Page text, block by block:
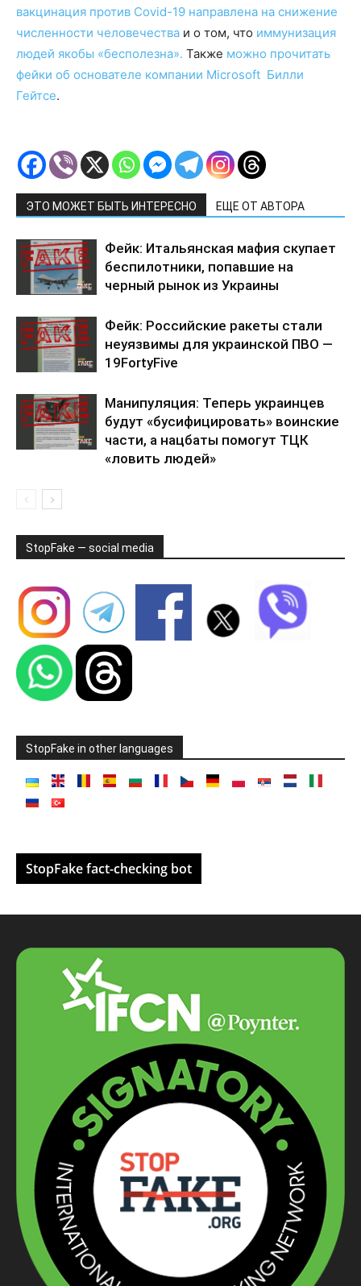
вакцинация против Covid-19 направлена на снижение
численности человечества и о том, что иммунизация
людей якобы «бесполезна». Также можно прочитать
фейки об основателе компании Microsoft Билли
Гейтсе.
ЭТО МОЖЕТ БЫТЬ ИНТЕРЕСНО ЕЩЕ ОТ АВТОРА
Фейк: Итальянская мафия скупает
беспилотники, попавшие на
черный рынок из Украины
Фейк: Российские ракеты стали
неуязвимы для украинской ПВО —
19FortyFive
Манипуляция: Теперь украинцев
будут «бусифицировать» воинские
части, а нацбаты помогут ТЦК
«ловить людей»
StopFake — social media
StopFake in other languages
StopFake fact-checking bot